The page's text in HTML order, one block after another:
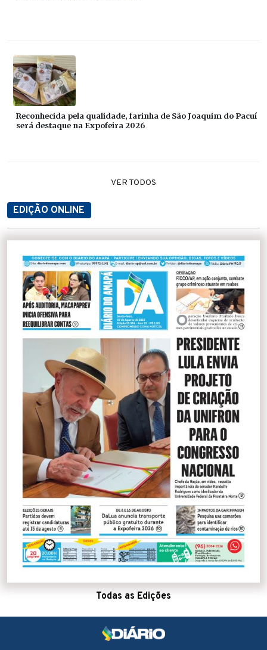
Reconhecida pela qualidade, farinha de São Joaquim do Pacuí
será destaque na Expofeira 2026
VER TODOS
EDIÇÃO ONLINE
Todas as Edições